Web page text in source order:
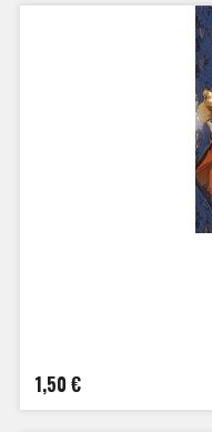
1,50 €